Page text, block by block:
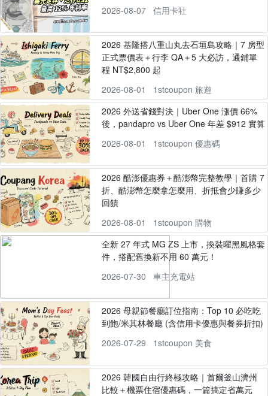
2026-08-07
信用卡社
2026 基隆搭八重山丸去石垣島攻略｜7 房型
正式票價表＋行李 QA＋5 大必訪，通鋪單
程 NT$2,800 起
2026-08-01
1stcoupon 旅遊
2026 外送省錢對決｜Uber One 漲價 66%
後，pandapro vs Uber One 年差 $912 實算
2026-08-01
1stcoupon 優惠碼
2026 酷澎優惠券＋酷澎幣完整教學｜首購 7
折、酷澎幣怎麼拿怎麼用、折抵會少賺多少
回饋
2026-08-01
1stcoupon 購物
全新 27 年式 MG ZS 上市，換裝曜黑風格套
件，搭配舊換新不用 60 萬元！
2026-07-30
車主充電站
2026 母親節餐廳訂位指南：Top 10 必吃吃
到飽/米其林餐廳 (含信用卡優惠與餐券折扣)
2026-07-29
1stcoupon 美食
2026 韓國自由行終極攻略｜首爾釜山濟州
比較＋機票住宿優惠碼，一篇搞定省萬元